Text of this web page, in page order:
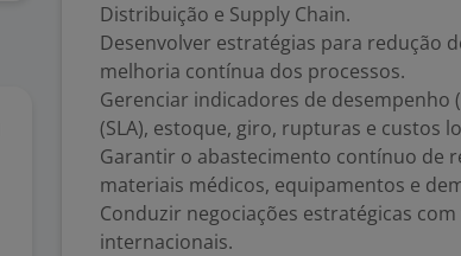
Distribuição e Supply Chain.
Desenvolver estratégias para redução
melhoria contínua dos processos.
Gerenciar indicadores de desempenho
(SLA), estoque, giro, rupturas e custos
Garantir o abastecimento contínuo de
materiais médicos, equipamentos e
Conduzir negociações estratégicas
internacionais.